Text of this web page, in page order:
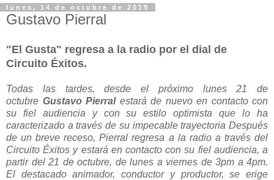
lunes, 14 de octubre de 2019
Gustavo Pierral
"El Gusta" regresa a la radio por el dial de
Circuito Éxitos.
Todas las tardes, desde el próximo lunes 21 de
octubre Gustavo Pierralestará de nuevo en contacto con
su fiel audiencia y con su estilo optimista que lo ha
caracterizado a través de su impecable trayectoria Después
de un breve receso, Pierral regresa a la radio a través del
Circuito Éxitos y estará en contacto con su fiel audiencia, a
partir del 21 de octubre, de lunes a viernes de 3pm a 4pm.
El destacado animador, conductor y productor, se erige